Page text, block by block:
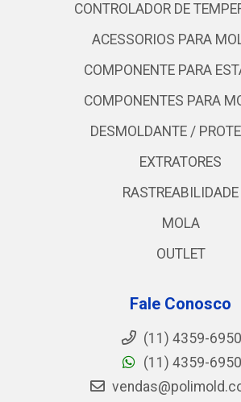
CONTROLADOR DE
ACESSORIOS PARA
COMPONENTE PARA
COMPONENTES PARA
DESMOLDANTE /
EXTRATORES
RASTREABILIDADE
MOLA
OUTLET
Fale Conosco
(11) 4359-6950
(11) 4359-6950